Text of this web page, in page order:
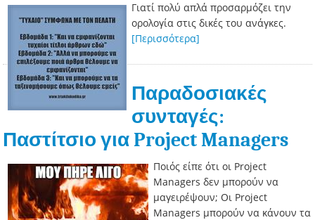
Γιατί πολύ απλά προσαρμόζει την
ορολογία στις δικές του ανάγκες.
[Περισσότερα]
Παραδοσιακές
συνταγές:
Παστίτσιο για Project Managers
Ποιός είπε ότι οι Project
Managers δεν μπορούν να
μαγειρέψουν; Οι Project
Managers μπορούν να κάνουν τα